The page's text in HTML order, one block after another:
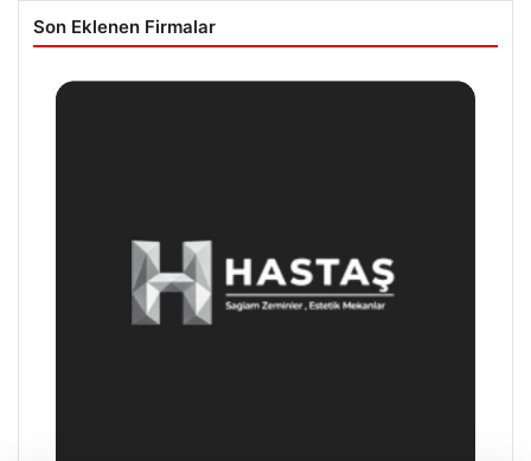
Son Eklenen Firmalar